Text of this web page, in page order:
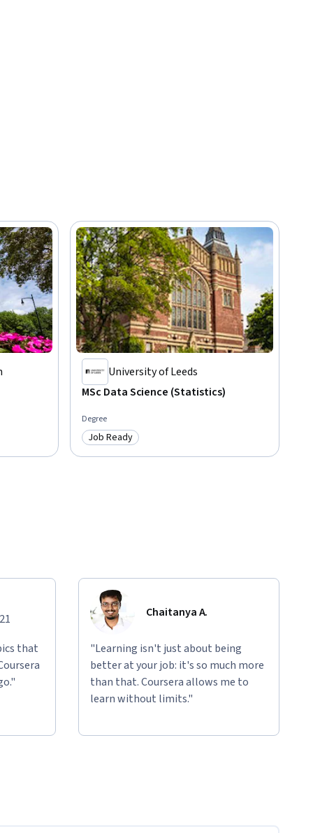
University of Leeds
MSc Data Science (Statistics)
Degree
Category: Job Ready
Job Ready
that
Chaitanya A.
"Learning isn't just about being
better at your job: it's so much more
than that. Coursera allows me to
learn without limits."